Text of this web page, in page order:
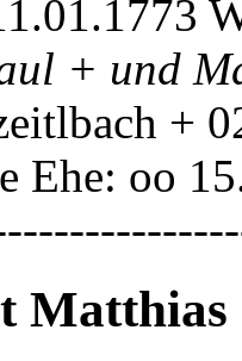
+ und
+
Ehe: oo
Matthias